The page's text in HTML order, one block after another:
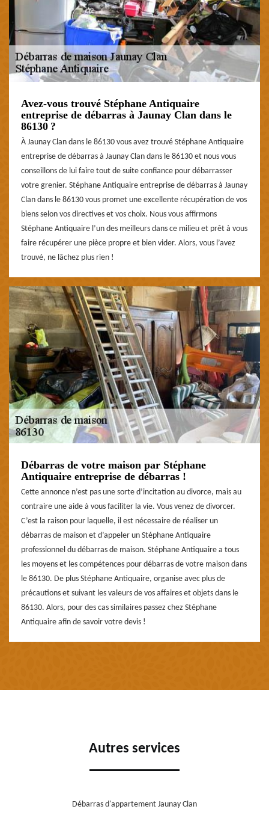
Avez-vous trouvé Stéphane Antiquaire
entreprise de débarras à Jaunay Clan dans le
86130 ?
À Jaunay Clan dans le 86130 vous avez trouvé Stéphane Antiquaire
entreprise de débarras à Jaunay Clan dans le 86130 et nous vous
conseillons de lui faire tout de suite confiance pour débarrasser
votre grenier. Stéphane Antiquaire entreprise de débarras à Jaunay
Clan dans le 86130 vous promet une excellente récupération de vos
biens selon vos directives et vos choix. Nous vous affirmons
Stéphane Antiquaire l’un des meilleurs dans ce milieu et prêt à vous
faire récupérer une pièce propre et bien vider. Alors, vous l’avez
trouvé, ne lâchez plus rien !
Débarras de votre maison par Stéphane
Antiquaire entreprise de débarras !
Cette annonce n’est pas une sorte d’incitation au divorce, mais au
contraire une aide à vous faciliter la vie. Vous venez de divorcer.
C’est la raison pour laquelle, il est nécessaire de réaliser un
débarras de maison et d’appeler un Stéphane Antiquaire
professionnel du débarras de maison. Stéphane Antiquaire a tous
les moyens et les compétences pour débarras de votre maison dans
le 86130. De plus Stéphane Antiquaire, organise avec plus de
précautions et suivant les valeurs de vos affaires et objets dans le
86130. Alors, pour des cas similaires passez chez Stéphane
Antiquaire afin de savoir votre devis !
Autres services
Débarras d'appartement Jaunay Clan